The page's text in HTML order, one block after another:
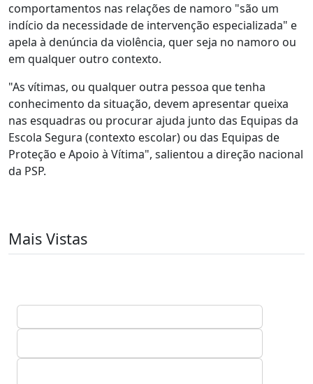
comportamentos nas relações de namoro "são um
indício da necessidade de intervenção especializada" e
apela à denúncia da violência, quer seja no namoro ou
em qualquer outro contexto.
"As vítimas, ou qualquer outra pessoa que tenha
conhecimento da situação, devem apresentar queixa
nas esquadras ou procurar ajuda junto das Equipas da
Escola Segura (contexto escolar) ou das Equipas de
Proteção e Apoio à Vítima", salientou a direção nacional
da PSP.
Mais Vistas